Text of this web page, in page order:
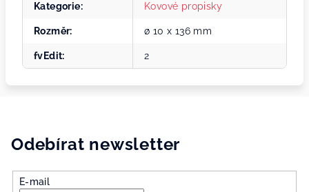
Kategorie: Kovové propisky
Rozměr: ø 10 x 136 mm
fvEdit: 2
Odebírat newsletter
E-mail